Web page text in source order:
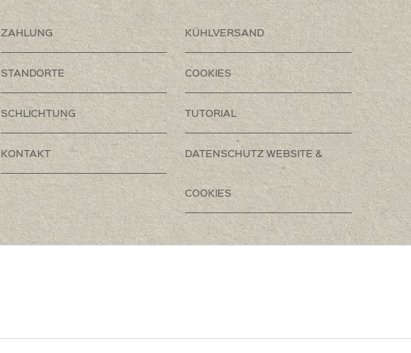
ZAHLUNG KÜHLVERSAND
STANDORTE COOKIES
SCHLICHTUNG TUTORIAL
KONTAKT DATENSCHUTZ WEBSITE &
COOKIES